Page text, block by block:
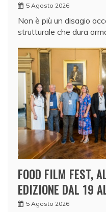
5 Agosto 2026
Non è più un disagio
strutturale che dura
FOOD FILM FEST,
EDIZIONE DAL 19
5 Agosto 2026